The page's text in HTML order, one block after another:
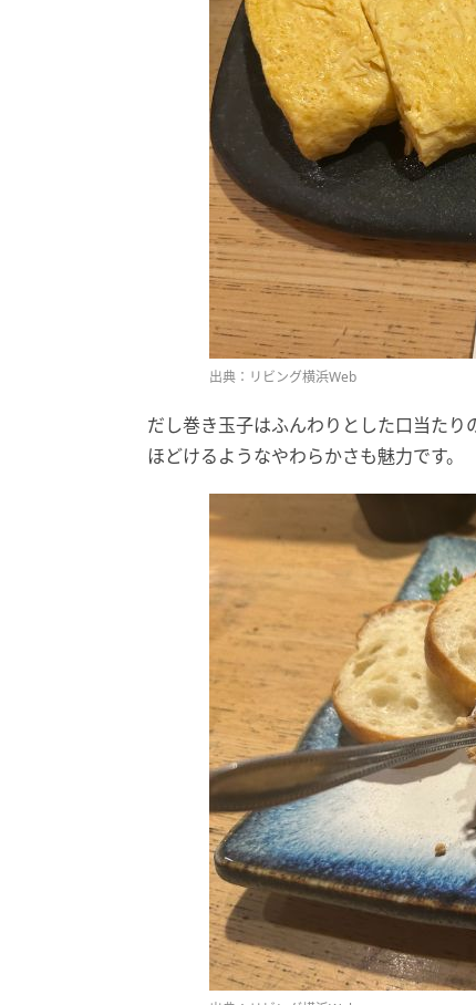
出典：リビング横浜Web
だし巻き玉子はふんわりとした口当た
ほどけるようなやわらかさも魅力です。